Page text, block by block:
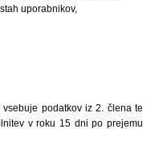
uporabnikov,
podatkov iz 2. člena te
v roku 15 dni po prejemu